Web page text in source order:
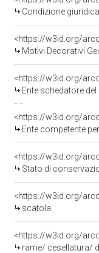
Condizione
<https://w3id.org/
Motivi Decorativi
<https://w3id.org/
Ente schedatore
<https://w3id.org/
Ente competente per
<https://w3id.org/
Stato di
<https://w3id.org/
scatola
<https://w3id.org/
rame/ cesellatura/